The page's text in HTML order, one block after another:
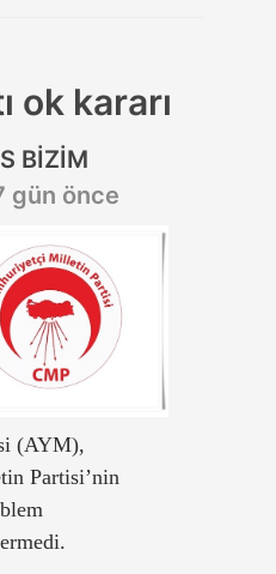
ok kararı
BİZİM
gün önce
(AYM),
Partisi’nin